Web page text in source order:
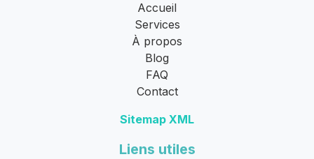
Accueil
Services
À propos
Blog
FAQ
Contact
Sitemap XML
Liens utiles